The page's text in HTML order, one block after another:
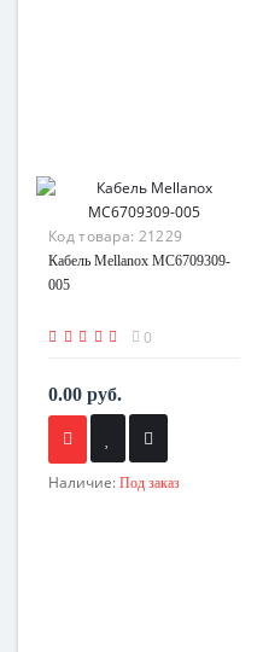
Код товара: 21229
Кабель Mellanox MC6709309-
005
0
0.00 руб.
Наличие: Под заказ